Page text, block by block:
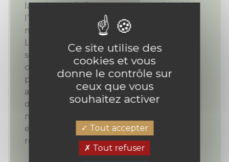
la maison et la femme Que vous cherchiez
l’accessoire tendance, la jolie lampe, voire
même le canapé de vos rêves, l’Étable est
La Boutique qui vous propose une belle
sélection, choisie avec soin auprès de
créateurs, artisans et grandes marques. En
parallèle, l’équipe se fait un plaisir de vous
accompagner dans vos choix déco et se
déplace à domicile pour vous épauler au
mieux. Vous écouter, respecter vos envies
et créer un ou plusieurs espaces qui vous
ressemblent est notre satisfaction !
Ce site utilise des
cookies et vous
donne le contrôle sur
ceux que vous
souhaitez activer
Tout accepter
Tout refuser